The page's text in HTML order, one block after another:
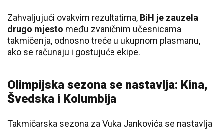
Zahvaljujući ovakvim rezultatima, BiH je zauzela
drugo mjesto među zvaničnim učesnicama
takmičenja, odnosno treće u ukupnom plasmanu,
ako se računaju i gostujuće ekipe.
Olimpijska sezona se nastavlja: Kina,
Švedska i Kolumbija
Takmičarska sezona za Vuka Jankovića se nastavlja